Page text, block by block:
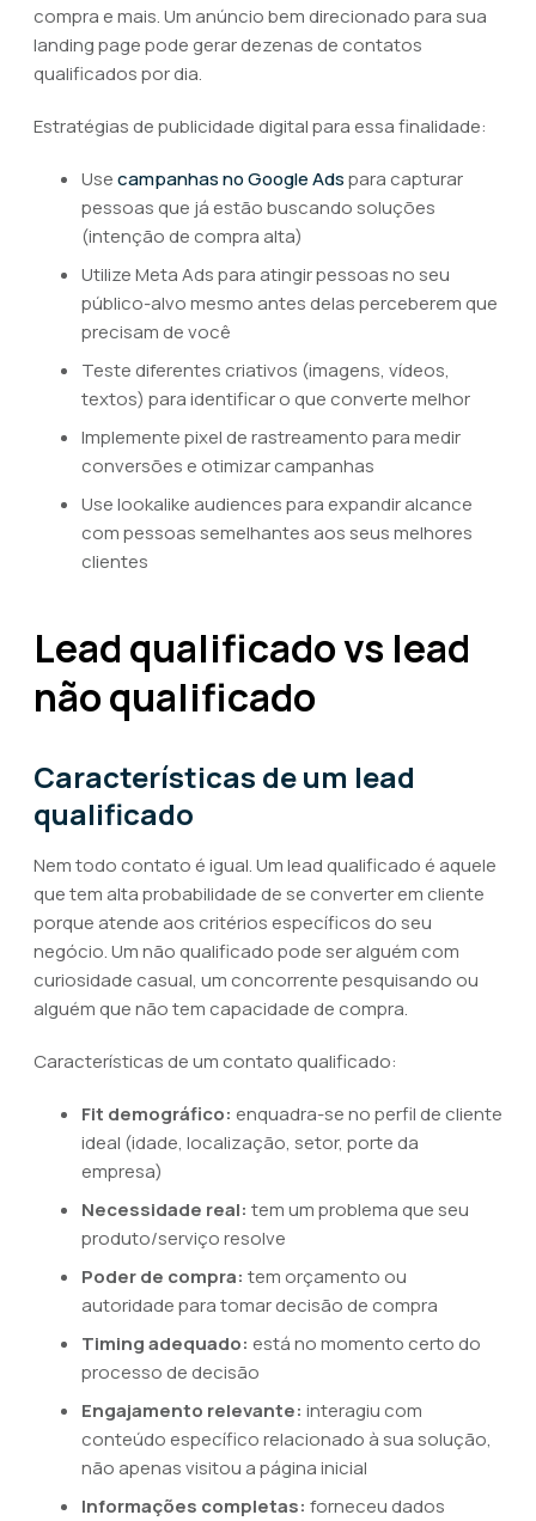
compra e mais. Um anúncio bem direcionado para sua
landing page pode gerar dezenas de contatos
qualificados por dia.
Estratégias de publicidade digital para essa finalidade:
Usecampanhas no Google Adspara capturar
pessoas que já estão buscando soluções
(intenção de compra alta)
Utilize Meta Ads para atingir pessoas no seu
público-alvo mesmo antes delas perceberem que
precisam de você
Teste diferentes criativos (imagens, vídeos,
textos) para identificar o que converte melhor
Implemente pixel de rastreamento para medir
conversões e otimizar campanhas
Use lookalike audiences para expandir alcance
com pessoas semelhantes aos seus melhores
clientes
Lead qualificado vs lead
não qualificado
Características de um lead
qualificado
Nem todo contato é igual. Um lead qualificado é aquele
que tem alta probabilidade de se converter em cliente
porque atende aos critérios específicos do seu
negócio. Um não qualificado pode ser alguém com
curiosidade casual, um concorrente pesquisando ou
alguém que não tem capacidade de compra.
Características de um contato qualificado:
Fit demográfico: enquadra-se no perfil de cliente
ideal (idade, localização, setor, porte da
empresa)
Necessidade real: tem um problema que seu
produto/serviço resolve
Poder de compra: tem orçamento ou
autoridade para tomar decisão de compra
Timing adequado: está no momento certo do
processo de decisão
Engajamento relevante: interagiu com
conteúdo específico relacionado à sua solução,
não apenas visitou a página inicial
Informações completas: forneceu dados